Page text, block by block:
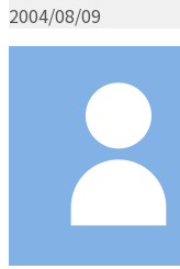
2004/08/09